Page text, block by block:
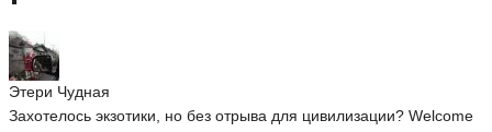
Этери Чудная
Захотелось экзотики, но без отрыва для цивилизации? Welcome